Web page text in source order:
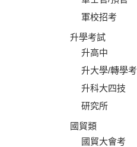
軍校招考
升學考試
升高中
升大學/轉學考
升科大四技
研究所
國貿類
國貿大會考